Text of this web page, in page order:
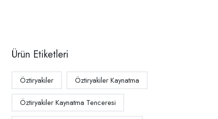
Ürün Etiketleri
Öztiryakiler Öztiryakiler Kaynatma
Öztiryakiler Kaynatma Tenceresi